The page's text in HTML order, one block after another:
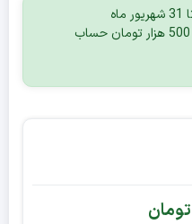
* به ازای هر 10 میلیون خرید 500 هزار تومان حساب
تومان